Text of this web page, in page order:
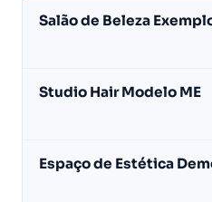
salões
(dados
Salão de Beleza
Studio Hair Modelo ME
Espaço de Estética